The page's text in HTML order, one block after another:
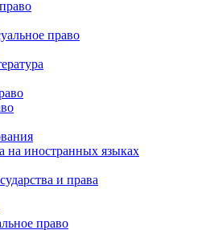
право
на иностранных языках
и права
право